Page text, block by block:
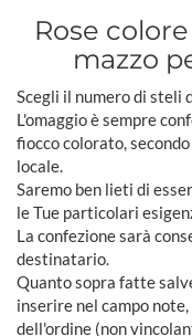
Rose
mazzo
Scegli il numero di steli
L'omaggio è sempre
fiocco colorato,
locale.
Saremo ben lieti di
le Tue particolari
La confezione sarà
destinatario.
Quanto sopra fatte
inserire nel campo
dell'ordine (non